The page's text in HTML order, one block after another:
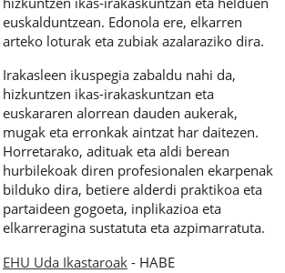
euskalduntzean. Edonola ere, elkarren
arteko loturak eta zubiak azalaraziko dira.
Irakasleen ikuspegia zabaldu nahi da,
hizkuntzen ikas-irakaskuntzan eta
euskararen alorrean dauden aukerak,
mugak eta erronkak aintzat har daitezen.
Horretarako, adituak eta aldi berean
hurbilekoak diren profesionalen ekarpenak
bilduko dira, betiere alderdi praktikoa eta
partaideen gogoeta, inplikazioa eta
elkarreragina sustatuta eta azpimarratuta.
EHU Uda Ikastaroak - HABE